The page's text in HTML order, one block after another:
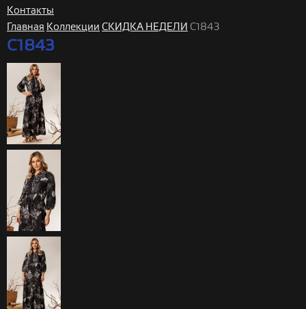
Контакты
Главная Коллекции СКИДКА НЕДЕЛИ C1843
C1843